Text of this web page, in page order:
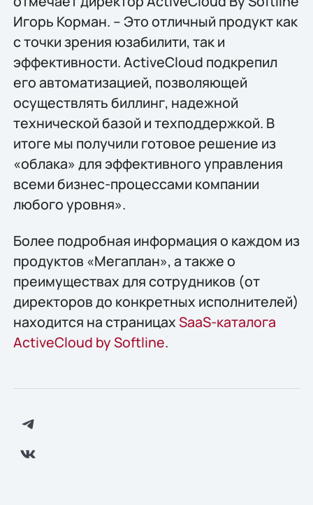
Игорь Корман. – Это отличный продукт как
с точки зрения юзабилити, так и
эффективности. ActiveCloud подкрепил
его автоматизацией, позволяющей
осуществлять биллинг, надежной
технической базой и техподдержкой. В
итоге мы получили готовое решение из
«облака» для эффективного управления
всеми бизнес-процессами компании
любого уровня».
Более подробная информация о каждом из
продуктов «Мегаплан», а также о
преимуществах для сотрудников (от
директоров до конкретных исполнителей)
находится на страницахSaaS-каталога
ActiveCloud by Softline.